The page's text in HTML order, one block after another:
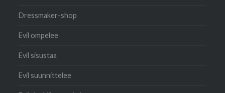
Dressmaker-shop
Evil ompelee
Evil sisustaa
Evil suunnittelee